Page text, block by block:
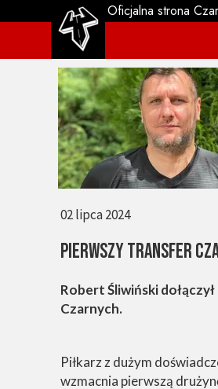
Robert Śliwiński dołączył
Czarnych.
Piłkarz z dużym
wzmacnia pierwszą
PIERWSZY TRANSFER
02 lipca 2024
Oficjalna strona